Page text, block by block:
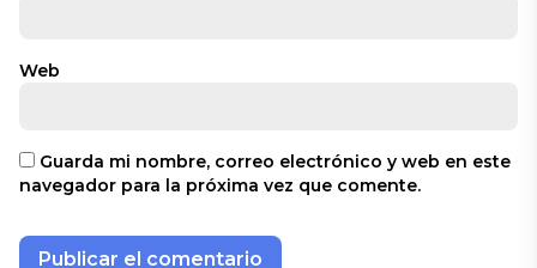
Web
Guarda mi nombre, correo electrónico y web en este
navegador para la próxima vez que comente.